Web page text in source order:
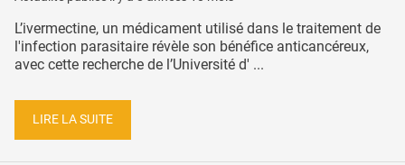
L’ivermectine, un médicament utilisé dans le traitement de
l'infection parasitaire révèle son bénéfice anticancéreux,
avec cette recherche de l’Université d' ...
LIRE LA SUITE